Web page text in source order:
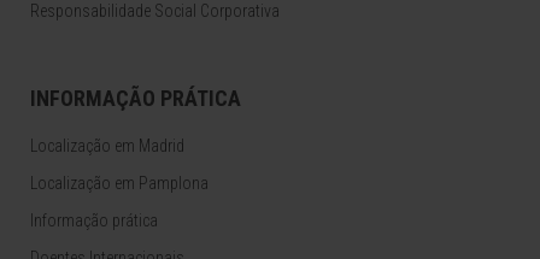
Responsabilidade Social Corporativa
INFORMAÇÃO PRÁTICA
Localização em Madrid
Localização em Pamplona
Informação prática